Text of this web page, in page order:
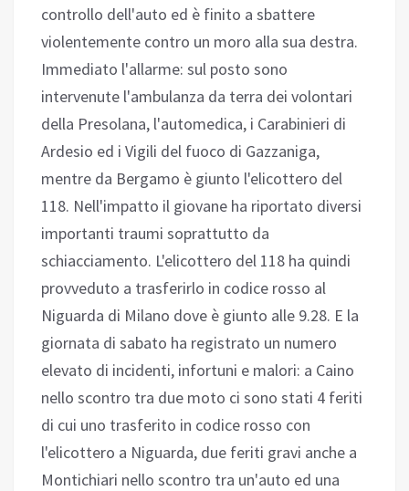
controllo dell'auto ed è finito a sbattere
violentemente contro un moro alla sua destra.
Immediato l'allarme: sul posto sono
intervenute l'ambulanza da terra dei volontari
della Presolana, l'automedica, i Carabinieri di
Ardesio ed i Vigili del fuoco di Gazzaniga,
mentre da Bergamo è giunto l'elicottero del
118. Nell'impatto il giovane ha riportato diversi
importanti traumi soprattutto da
schiacciamento. L'elicottero del 118 ha quindi
provveduto a trasferirlo in codice rosso al
Niguarda di Milano dove è giunto alle 9.28. E la
giornata di sabato ha registrato un numero
elevato di incidenti, infortuni e malori: a Caino
nello scontro tra due moto ci sono stati 4 feriti
di cui uno trasferito in codice rosso con
l'elicottero a Niguarda, due feriti gravi anche a
Montichiari nello scontro tra un'auto ed una